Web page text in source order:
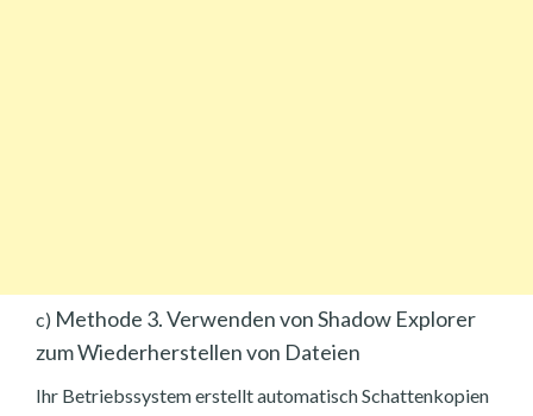
c) Methode 3. Verwenden von Shadow Explorer
zum Wiederherstellen von Dateien
Ihr Betriebssystem erstellt automatisch Schattenkopien